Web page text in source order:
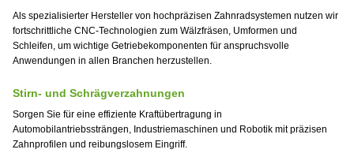
Als spezialisierter Hersteller von hochpräzisen Zahnradsystemen nutzen wir
fortschrittliche CNC-Technologien zum Wälzfräsen, Umformen und
Schleifen, um wichtige Getriebekomponenten für anspruchsvolle
Anwendungen in allen Branchen herzustellen.
Stirn- und Schrägverzahnungen
Sorgen Sie für eine effiziente Kraftübertragung in
Automobilantriebssträngen, Industriemaschinen und Robotik mit präzisen
Zahnprofilen und reibungslosem Eingriff.